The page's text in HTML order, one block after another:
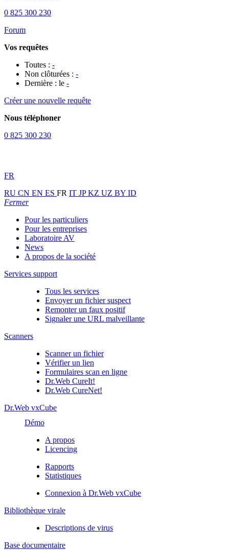
0 825 300 230
Forum
Vos requêtes
Toutes : -
Non clôturées : -
Dernière : le -
Créer une nouvelle requête
Nous téléphoner
0 825 300 230
FR
RU CN EN ES FR IT JPKZ UZ BY ID
Fermer
Pour les particuliers
Pour les entreprises
Laboratoire AV
News
A propos de la société
Services support
Tous les services
Envoyer un fichier suspect
Remonter un faux positif
Signaler une URL malveillante
Scanners
Scanner un fichier
Vérifier un lien
Formulaires scan en ligne
Dr.Web CureIt!
Dr.Web CureNet!
Dr.Web vxCube
Démo
A propos
Licencing
Rapports
Statistiques
Connexion à Dr.Web vxCube
Bibliothèque virale
Descriptions de virus
Base documentaire